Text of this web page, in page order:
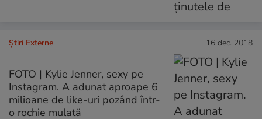
Știri Externe 16 dec. 2018
FOTO | Kylie Jenner, sexy pe
Instagram. A adunat aproape 6
milioane de like-uri pozând într-
o rochie mulată